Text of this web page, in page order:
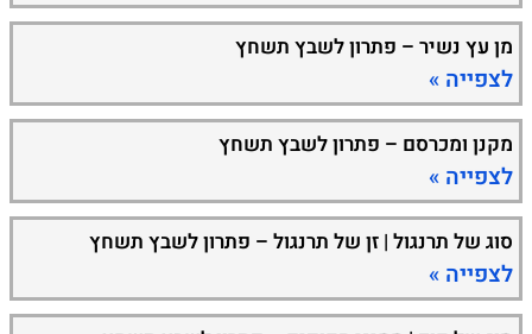
מן עץ נשיר – פתרון לשבץ תשחץ
לצפייה »
מקנן ומכרסם – פתרון לשבץ תשחץ
לצפייה »
סוג של תרנגול | זן של תרנגול – פתרון לשבץ תשחץ
לצפייה »